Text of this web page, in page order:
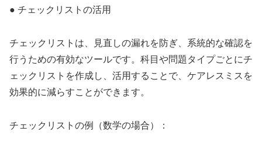
● チェックリストの活用
チェックリストは、見直しの漏れを防ぎ、系統的な確認を
行うための有効なツールです。科目や問題タイプごとにチ
ェックリストを作成し、活用することで、ケアレスミスを
効果的に減らすことができます。
チェックリストの例（数学の場合）：